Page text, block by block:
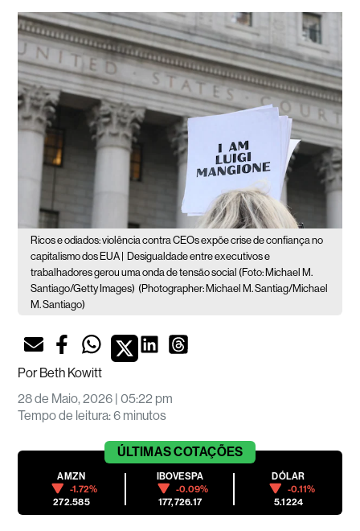
Ricos e odiados: violência contra CEOs expõe crise de confiança no
capitalismo dos EUA |
Desigualdade entre executivos e
trabalhadores gerou uma onda de tensão social (Foto: Michael M.
Santiago/Getty Images) (Photographer: Michael M. Santiag/Michael
M. Santiago)
PorBeth Kowitt
28 de Maio, 2026 | 05:22 pm
Tempo de leitura:6 minutos
ÚLTIMASCOTAÇÕES
AMZN
-1.72%
272.585
IBOVESPA
-0.09%
177,726.17
DÓLAR
-0.11%
5.1224